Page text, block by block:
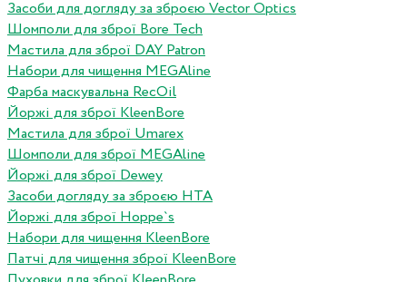
Засоби для догляду за зброєю Vector Optics
Шомполи для зброї Bore Tech
Мастила для зброї DAY Patron
Набори для чищення MEGAline
Фарба маскувальна RecOil
Йоржі для зброї KleenBore
Мастила для зброї Umarex
Шомполи для зброї MEGAline
Йоржі для зброї Dewey
Засоби догляду за зброєю HTA
Йоржі для зброї Hoppe`s
Набори для чищення KleenBore
Патчі для чищення зброї KleenBore